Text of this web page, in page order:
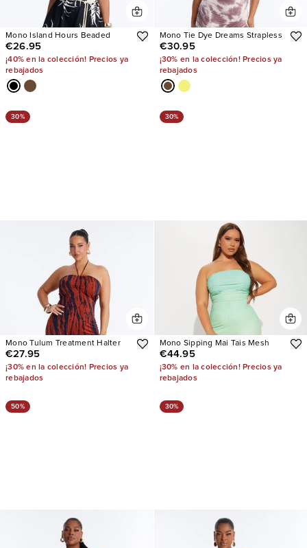
Mono Island Hours Beaded
€26.95
¡40% en la colección! Precios ya
rebajados
Mono Tie Dye Dreams Strapless
€30.95
¡30% en la colección! Precios ya
rebajados
30%
Mono Tulum Treatment Halter
€27.95
¡30% en la colección! Precios ya
rebajados
30%
Mono Sipping Mai Tais Mesh
€44.95
¡30% en la colección! Precios ya
rebajados
50% 30%